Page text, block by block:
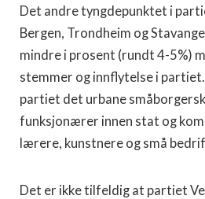
Det andre tyngdepunktet i
Bergen, Trondheim og
mindre i prosent (rundt 4-5%)
stemmer og innflytelse i
partiet det urbane
funksjonærer innen stat og
lærere, kunstnere og små
Det er ikke tilfeldig at partiet